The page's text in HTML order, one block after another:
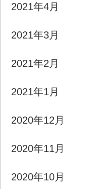
2021年4月
2021年3月
2021年2月
2021年1月
2020年12月
2020年11月
2020年10月